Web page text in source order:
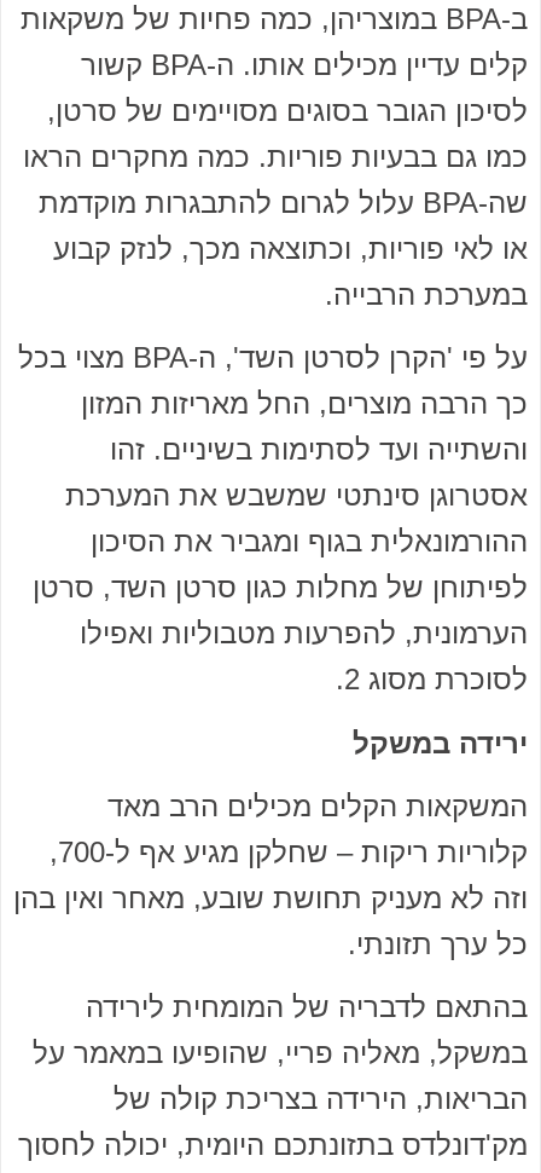
ב-BPA במוצריהן, כמה פחיות של משקאות
קלים עדיין מכילים אותו. ה-BPA קשור
לסיכון הגובר בסוגים מסויימים של סרטן,
כמו גם בבעיות פוריות. כמה מחקרים הראו
שה-BPA עלול לגרום להתבגרות מוקדמת
או לאי פוריות, וכתוצאה מכך, לנזק קבוע
במערכת הרבייה.
על פי 'הקרן לסרטן השד', ה-BPA מצוי בכל
כך הרבה מוצרים, החל מאריזות המזון
והשתייה ועד לסתימות בשיניים. זהו
אסטרוגן סינתטי שמשבש את המערכת
ההורמונאלית בגוף ומגביר את הסיכון
לפיתוחן של מחלות כגון סרטן השד, סרטן
הערמונית, להפרעות מטבוליות ואפילו
לסוכרת מסוג 2.
ירידה במשקל
המשקאות הקלים מכילים הרב מאד
קלוריות ריקות – שחלקן מגיע אף ל-700,
וזה לא מעניק תחושת שובע, מאחר ואין בהן
כל ערך תזונתי.
בהתאם לדבריה של המומחית לירידה
במשקל, מאליה פריי, שהופיעו במאמר על
הבריאות, הירידה בצריכת קולה של
מק'דונלדס בתזונתכם היומית, יכולה לחסוך